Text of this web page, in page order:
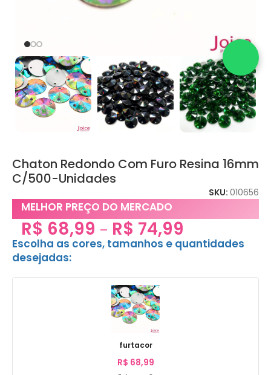
Chaton Redondo Com Furo Resina 16mm
C/500-Unidades
SKU: 010656
MELHOR PREÇO DO MERCADO
R$ 68,99 – R$ 74,99
Escolha as cores, tamanhos e quantidades
desejadas:
furtacor
R$ 68,99